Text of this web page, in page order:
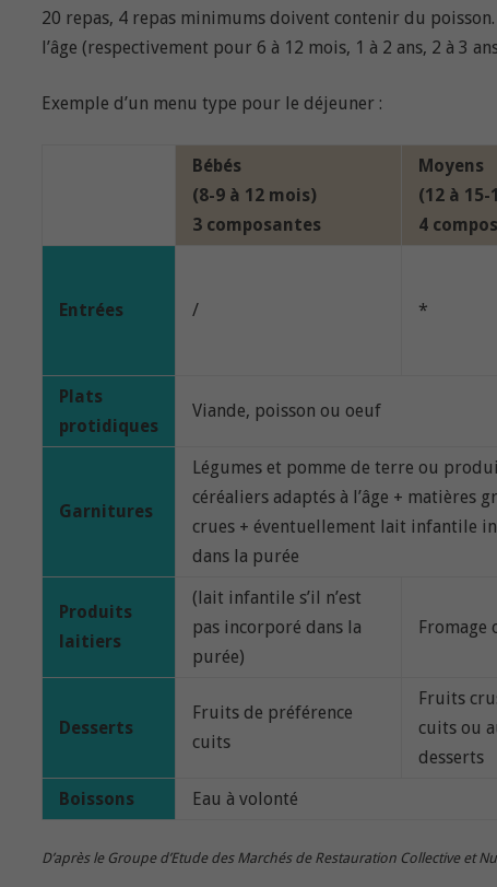
20 repas, 4 repas minimums doivent contenir du
l’âge (respectivement pour 6 à 12 mois, 1 à 2 ans, 2 à 3
Exemple d’un menu type pour le déjeuner :
Bébés
(8-9 à 12 mois)
3 composantes
Moyens
(12 à
4
Entrées / *
Plats
protidiques
Viande, poisson ou oeuf
Garnitures
Légumes et pomme de terre ou
céréaliers adaptés à l’âge + matières
crues + éventuellement lait infantile
dans la purée
Produits
laitiers
(lait infantile s’il n’est
pas incorporé dans la
purée)
Fromage
Desserts
Fruits de préférence
cuits
Fruits
cuits ou
desserts
Boissons Eau à volonté
D’après le Groupe d’Etude des Marchés de Restauration Collective et